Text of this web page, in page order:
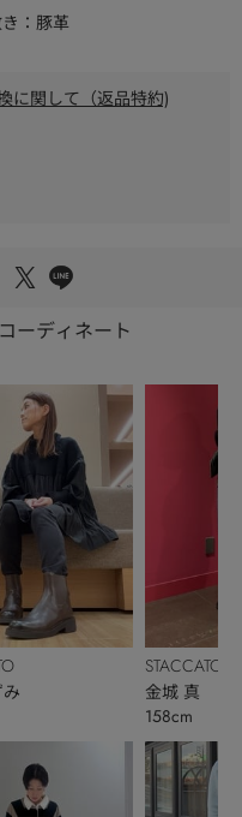
：豚革
に関して（返品特約)
ーディネート
STACCATO
金城 真
158cm